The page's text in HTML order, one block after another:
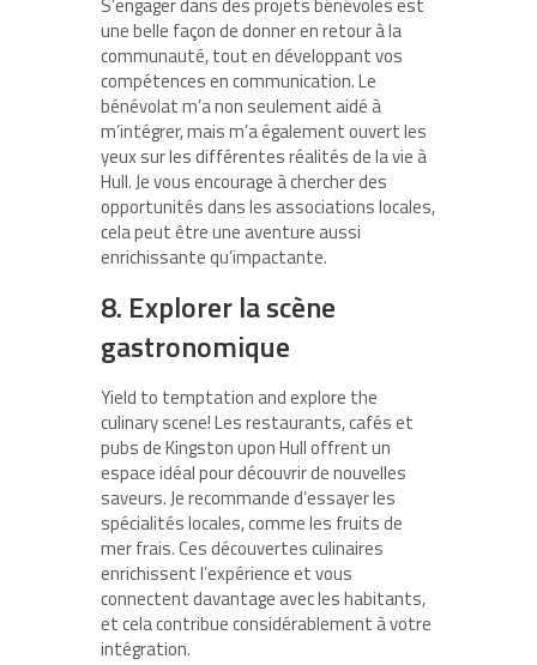
S’engager dans des projets bénévoles est
une belle façon de donner en retour à la
communauté, tout en développant vos
compétences en communication. Le
bénévolat m’a non seulement aidé à
m’intégrer, mais m’a également ouvert les
yeux sur les différentes réalités de la vie à
Hull. Je vous encourage à chercher des
opportunités dans les associations locales,
cela peut être une aventure aussi
enrichissante qu’impactante.
8. Explorer la scène
gastronomique
Yield to temptation and explore the
culinary scene! Les restaurants, cafés et
pubs de Kingston upon Hull offrent un
espace idéal pour découvrir de nouvelles
saveurs. Je recommande d’essayer les
spécialités locales, comme les fruits de
mer frais. Ces découvertes culinaires
enrichissent l’expérience et vous
connectent davantage avec les habitants,
et cela contribue considérablement à votre
intégration.